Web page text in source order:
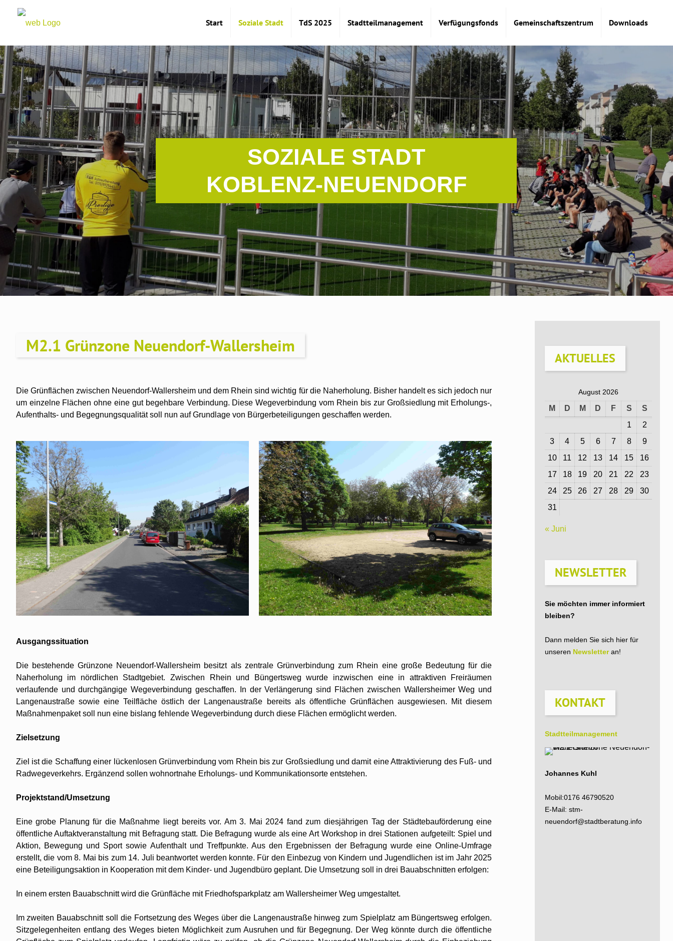
Start Soziale Stadt TdS 2025 Stadtteilmanagement Verfügungsfonds Gemeinschaftszentrum Downloads
SOZIALE STADT
KOBLENZ-NEUENDORF
M2.1 Grünzone Neuendorf-Wallersheim
Die Grünflächen zwischen Neuendorf-Wallersheim und dem Rhein sind wichtig für die Naherholung. Bisher handelt es sich jedoch nur
um einzelne Flächen ohne eine gut begehbare Verbindung. Diese Wegeverbindung vom Rhein bis zur Großsiedlung mit Erholungs-,
Aufenthalts- und Begegnungsqualität soll nun auf Grundlage von Bürgerbeteiligungen geschaffen werden.
Ausgangssituation
Die bestehende Grünzone Neuendorf-Wallersheim besitzt als zentrale Grünverbindung zum Rhein eine große Bedeutung für die
Naherholung im nördlichen Stadtgebiet. Zwischen Rhein und Büngertsweg wurde inzwischen eine in attraktiven Freiräumen
verlaufende und durchgängige Wegeverbindung geschaffen. In der Verlängerung sind Flächen zwischen Wallersheimer Weg und
Langenaustraße sowie eine Teilfläche östlich der Langenaustraße bereits als öffentliche Grünflächen ausgewiesen. Mit diesem
Maßnahmenpaket soll nun eine bislang fehlende Wegeverbindung durch diese Flächen ermöglicht werden.
Zielsetzung
Ziel ist die Schaffung einer lückenlosen Grünverbindung vom Rhein bis zur Großsiedlung und damit eine Attraktivierung des Fuß- und
Radwegeverkehrs. Ergänzend sollen wohnortnahe Erholungs- und Kommunikationsorte entstehen.
Projektstand/Umsetzung
Eine grobe Planung für die Maßnahme liegt bereits vor. Am 3. Mai 2024 fand zum diesjährigen Tag der Städtebauförderung eine
öffentliche Auftaktveranstaltung mit Befragung statt. Die Befragung wurde als eine Art Workshop in drei Stationen aufgeteilt: Spiel und
Aktion, Bewegung und Sport sowie Aufenthalt und Treffpunkte. Aus den Ergebnissen der Befragung wurde eine Online-Umfrage
erstellt, die vom 8. Mai bis zum 14. Juli beantwortet werden konnte. Für den Einbezug von Kindern und Jugendlichen ist im Jahr 2025
eine Beteiligungsaktion in Kooperation mit dem Kinder- und Jugendbüro geplant. Die Umsetzung soll in drei Bauabschnitten erfolgen:
In einem ersten Bauabschnitt wird die Grünfläche mit Friedhofsparkplatz am Wallersheimer Weg umgestaltet.
Im zweiten Bauabschnitt soll die Fortsetzung des Weges über die Langenaustraße hinweg zum Spielplatz am Büngertsweg erfolgen.
Sitzgelegenheiten entlang des Weges bieten Möglichkeit zum Ausruhen und für Begegnung. Der Weg könnte durch die öffentliche
AKTUELLES
August 2026
M D M D F S
S
1
2
3
4 5 6 7 8
9
10
11 12 13 14 15
16
17
18 19 20 21 22
23
24
25 26 27 28 29
30
31
« Juni
NEWSLETTER
Sie möchten immer informiert
bleiben?
Dann melden Sie sich hier für
unseren Newsletteran!
KONTAKT
Stadtteil­management
Johannes Kuhl
Mobil:0176 46790520
E-Mail: stm-
neuendorf@stadtberatung.info